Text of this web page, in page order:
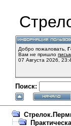
Добро пожаловать,
Вам не пришло
07 Августа 2026,
Поиск: